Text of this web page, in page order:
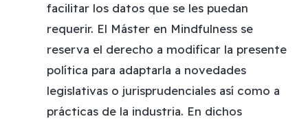
facilitar los datos que se les puedan
requerir. El Máster en Mindfulness se
reserva el derecho a modificar la presente
política para adaptarla a novedades
legislativas o jurisprudenciales así como a
prácticas de la industria. En dichos